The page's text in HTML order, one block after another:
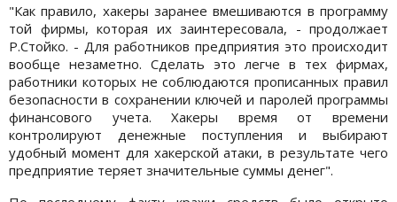
"Как правило, хакеры заранее вмешиваются в программу
той фирмы, которая их заинтересовала, - продолжает
Р.Стойко. - Для работников предприятия это происходит
вообще незаметно. Сделать это легче в тех фирмах,
работники которых не соблюдаются прописанных правил
безопасности в сохранении ключей и паролей программы
финансового учета. Хакеры время от времени
контролируют денежные поступления и выбирают
удобный момент для хакерской атаки, в результате чего
предприятие теряет значительные суммы денег".